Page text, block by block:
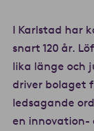
I Karlstad har
snart 120 år.
lika länge och
driver bolaget
ledsagande
en innovation-